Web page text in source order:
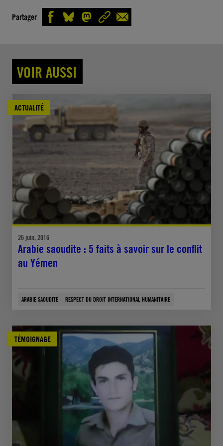
Partager
VOIR AUSSI
ACTUALITÉ
26 juin, 2016
Arabie saoudite : 5 faits à savoir sur le conflit
au Yémen
ARABIE SAOUDITE RESPECT DU DROIT INTERNATIONAL HUMANITAIRE
TÉMOIGNAGE